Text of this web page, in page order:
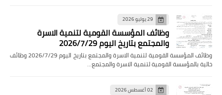
29 يوليو 2026
وظائف المؤسسة القومية لتنمية الاسرة
والمجتمع بتاريخ اليوم 2026/7/29
وظائف المؤسسة القومية لتنمية الاسرة والمجتمع بتاريخ اليوم 2026/7/29 وظائف
خالية بالمؤسسة القومية لتنمية الاسرة والمجتمع…
02 أغسطس 2026